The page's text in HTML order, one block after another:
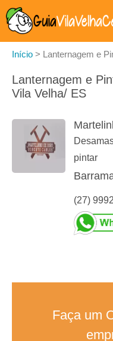
Início > Lanternagem e
Lanternagem e
Vila Velha/ ES
pintar
(27)
Faça um